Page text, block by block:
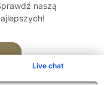
Live chat
naszą